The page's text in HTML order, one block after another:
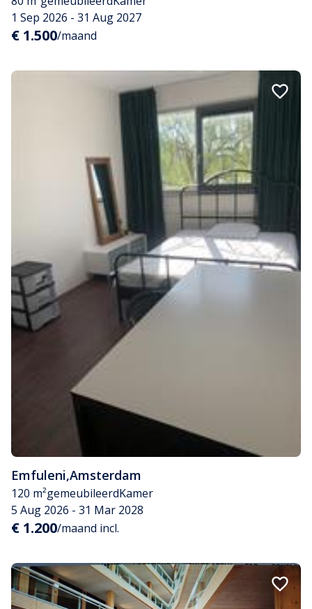
1 Sep 2026 - 31 Aug 2027
€ 1.500/maand
Emfuleni,Amsterdam
120 m²gemeubileerdKamer
5 Aug 2026 - 31 Mar 2028
€ 1.200/maand incl.